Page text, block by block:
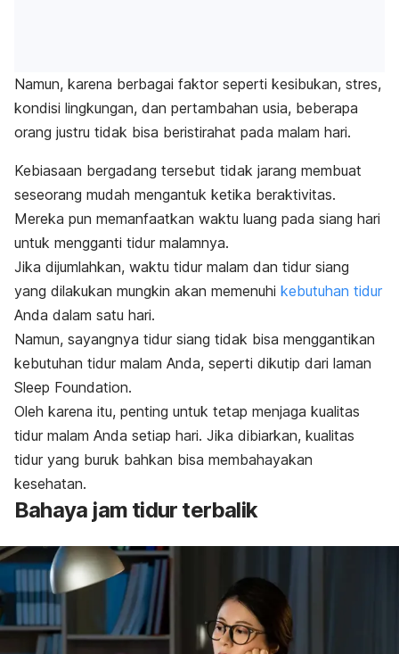
Namun, karena berbagai faktor seperti kesibukan, stres,
kondisi lingkungan, dan pertambahan usia, beberapa
orang justru tidak bisa beristirahat pada malam hari.
Kebiasaan bergadang tersebut tidak jarang membuat
seseorang mudah mengantuk ketika beraktivitas.
Mereka pun memanfaatkan waktu luang pada siang hari
untuk mengganti tidur malamnya.
Jika dijumlahkan, waktu tidur malam dan tidur siang
yang dilakukan mungkin akan memenuhi kebutuhan tidur
Anda dalam satu hari.
Namun, sayangnya tidur siang tidak bisa menggantikan
kebutuhan tidur malam Anda, seperti dikutip dari laman
Sleep Foundation.
Oleh karena itu, penting untuk tetap menjaga kualitas
tidur malam Anda setiap hari. Jika dibiarkan, kualitas
tidur yang buruk bahkan bisa membahayakan
kesehatan.
Bahaya jam tidur terbalik